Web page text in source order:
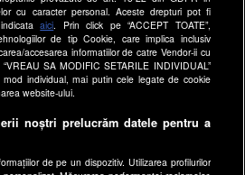
uri Antena Group
a1.ro
as.ro
catine.ro
hellotaste.ro
cu caracter personal. Aceste drepturi pot fi
indicataaici . Prin click pe “ACCEPT TOATE”,
de tip Cookie, care implica inclusiv
accesarea informatiilor de catre Vendor-ii cu
SA MODIFIC SETARILE INDIVIDUAL”
individual, mai putin cele legate de cookie
website-ului.
noștri prelucrăm datele pentru a
de pe un dispozitiv. Utilizarea profilurilor